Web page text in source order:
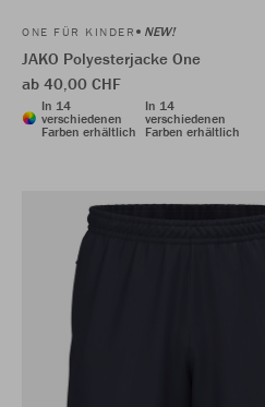
ONE FÜR KINDER NEW!
JAKO Polyesterjacke One
ab 40,00 CHF
In 14
verschiedenen
Farben erhältlich
In 14
verschiedenen
Farben erhältlich